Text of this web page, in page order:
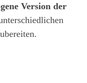
Version der